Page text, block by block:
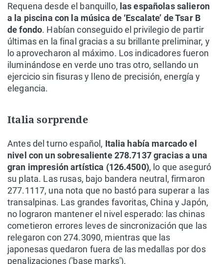
Requena desde el banquillo, las españolas salieron
a la piscina con la música de ‘Escalate’ de Tsar B
de fondo. Habían conseguido el privilegio de partir
últimas en la final gracias a su brillante preliminar, y
lo aprovecharon al máximo. Los indicadores fueron
iluminándose en verde uno tras otro, sellando un
ejercicio sin fisuras y lleno de precisión, energía y
elegancia.
Italia sorprende
Antes del turno español, Italia había marcado el
nivel con un sobresaliente 278.7137 gracias a una
gran impresión artística (126.4500), lo que aseguró
su plata. Las rusas, bajo bandera neutral, firmaron
277.1117, una nota que no bastó para superar a las
transalpinas. Las grandes favoritas, China y Japón,
no lograron mantener el nivel esperado: las chinas
cometieron errores leves de sincronización que las
relegaron con 274.3090, mientras que las
japonesas quedaron fuera de las medallas por dos
penalizaciones ('base marks').